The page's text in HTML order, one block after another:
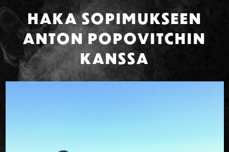
HAKA SOPIMUKSEEN
ANTON POPOVITCHIN
KANSSA